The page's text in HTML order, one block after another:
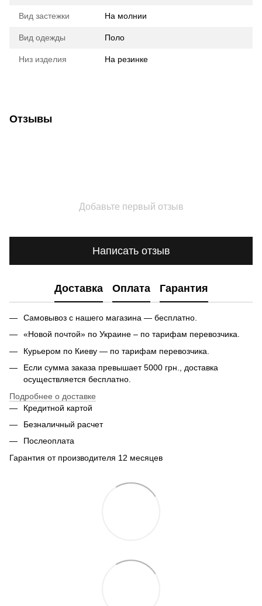
Вид застежки На молнии
Вид одежды Поло
Низ изделия На резинке
Отзывы
Добавьте первый отзыв
Написать отзыв
Доставка Оплата Гарантия
Самовывоз с нашего магазина — бесплатно.
«Новой почтой» по Украине – по тарифам перевозчика.
Курьером по Киеву — по тарифам перевозчика.
Если сумма заказа превышает 5000 грн., доставка
осуществляется бесплатно.
Подробнее о доставке
Кредитной картой
Безналичный расчет
Послеоплата
Гарантия от производителя 12 месяцев